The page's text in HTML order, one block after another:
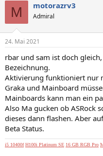
M motorazrv3
Admiral
24. Mai 2021
rbar und sam ist doch
Bezeichnung.
Aktivierung funktioniert nur
Graka und Mainboard
Mainboards kann man ein
Also Ma gucken ob ASRock
dieses dann flashen. Aber
Beta Status.
i5 10400f H100i Platinum SE 16 GB RGB Pro